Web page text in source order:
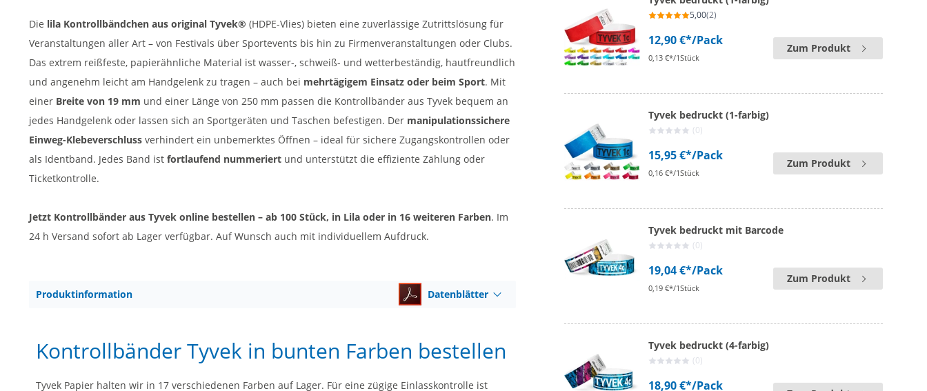
Die lila Kontrollbändchen aus original Tyvek® (HDPE-Vlies) bieten eine zuverlässige Zutrittslösung für
Veranstaltungen aller Art – von Festivals über Sportevents bis hin zu Firmenveranstaltungen oder Clubs.
Das extrem reißfeste, papierähnliche Material ist wasser-, schweiß- und wetterbeständig, hautfreundlich
und angenehm leicht am Handgelenk zu tragen – auch bei mehrtägigem Einsatz oder beim Sport. Mit
einer Breite von 19 mm und einer Länge von 250 mm passen die Kontrollbänder aus Tyvek bequem an
jedes Handgelenk oder lassen sich an Sportgeräten und Taschen befestigen. Der manipulationssichere
Einweg-Klebeverschluss verhindert ein unbemerktes Öffnen – ideal für sichere Zugangskontrollen oder
als Identband. Jedes Band ist fortlaufend nummeriert und unterstützt die effiziente Zählung oder
Ticketkontrolle.
Jetzt Kontrollbänder aus Tyvek online bestellen – ab 100 Stück, in Lila oder in 16 weiteren Farben. Im
24 h Versand sofort ab Lager verfügbar. Auf Wunsch auch mit individuellem Aufdruck.
Produktinformation Datenblätter
Kontrollbänder Tyvek in bunten Farben bestellen
Tyvek Papier halten wir in 17 verschiedenen Farben auf Lager. Für eine zügige Einlasskontrolle ist
5,00(2)
12,90 €*/Pack
0,13 €*/1Stück
Zum Produkt
Tyvek bedruckt (1-farbig)
(0)
15,95 €*/Pack
0,16 €*/1Stück
Zum Produkt
Tyvek bedruckt mit Barcode
(0)
19,04 €*/Pack
0,19 €*/1Stück
Zum Produkt
Tyvek bedruckt (4-farbig)
(0)
18,90 €*/Pack